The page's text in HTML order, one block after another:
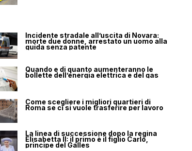
Incidente stradale all’uscita di Novara:
morte due donne, arrestato un uomo alla
guida senza patente
Quando e di quanto aumenteranno le
bollette dell’energia elettrica e del gas
Come scegliere i migliori quartieri di
Roma se ci si vuole trasferire per lavoro
La linea di successione dopo la regina
Elisabetta II: il primo è il figlio Carlo,
principe del Galles